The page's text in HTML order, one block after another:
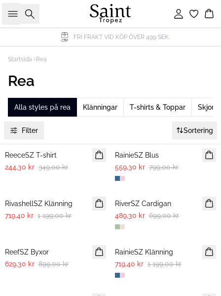
Sök Logga in
FRI FRAKT VID KÖP ÖVER 499 SEK.
Startsida Rea
Rea
Alla styles på rea Klänningar T-shirts & Toppar
Filter Sortering
30%
ReeceSZ T-shirt
244,30 kr 349,00 kr
RainieSZ Blus
559,30 kr 799,00 kr
RivashellSZ Klänning
719,40 kr 1 199,00 kr
30%
RiverSZ Cardigan
489,30 kr 699,00 kr
ReefSZ Byxor
629,30 kr 899,00 kr
-40%
RainieSZ Klänning
719,40 kr 1 199,00 kr
30%